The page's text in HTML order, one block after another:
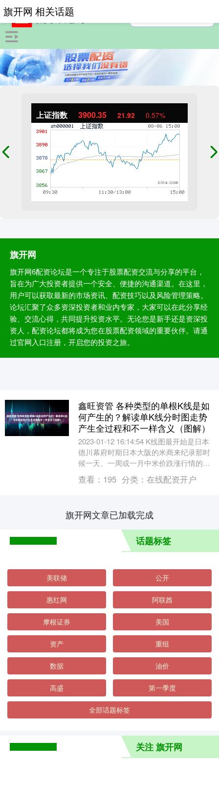
上证指数 3900.35 21.92 0.57%
旗开网
旗开网6配资论坛是一个专注于股票配资交流与分享的平台，
旨在为广大投资者提供一个安全、便捷的沟通渠道。在这里，
用户可以获取最新的市场资讯、配资技巧以及风险管理策略。
论坛汇聚了众多资深投资者和业内专家，大家可以在此分享经
验、交流心得，共同提升投资水平。无论您是新手还是资深投
资人，配资论坛都将成为您在股票配资领域的重要伙伴。请通
过官网入口注册，开启您的投资之旅。
旗开网 相关话题
鑫旺资管 各种类型的单根K线是如
何产生的？解读单K线分时图走势
产生全过程和不一样含义（图解）
2023-01-12 16:14:54 K线图最开始是日本
德川幕府时期日本大阪的米商来纪录那时
候一天、一周或一月中米价跌涨行情的图
示法，后被引进股票市场。K曲线....
查看： 195 分类： 在线配资开户
旗开网文章已加载完成
话题标签
美联储 公开
惠红网 阿联酋
摩根证券 美国
资产 重组
数据 油价
高盛 第一季度
全部话题标签
关注 旗开网